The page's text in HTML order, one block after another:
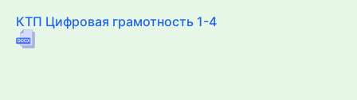
КТП Цифровая грамотность 1-4